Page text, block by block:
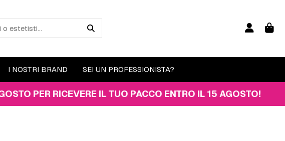
I NOSTRI BRAND SEI UN PROFESSIONISTA?
RICEVERE IL TUO PACCO ENTRO IL 15 AGOSTO!